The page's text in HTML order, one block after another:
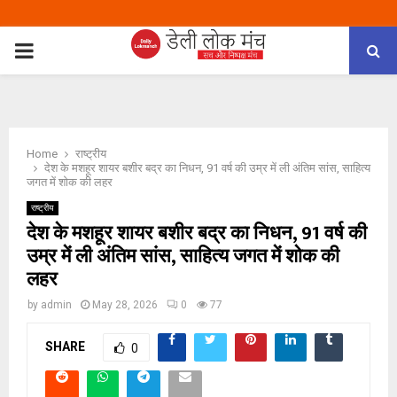
PRIMARY
Home
राष्ट्रीय
देश के मशहूर शायर बशीर बद्र का निधन, 91 वर्ष की उम्र में ली अंतिम सांस, साहित्य
जगत में शोक की लहर
राष्ट्रीय
देश के मशहूर शायर बशीर बद्र का निधन, 91 वर्ष की
उम्र में ली अंतिम सांस, साहित्य जगत में शोक की
लहर
by admin May 28, 2026 0 77
SHARE 0